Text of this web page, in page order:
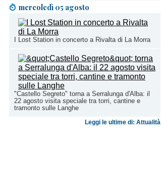
mercoledì 05 agosto
I Lost Station in concerto a Rivalta di La Morra
"Castello Segreto" torna a Serralunga d'Alba: il
22 agosto visita speciale tra torri, cantine e
tramonto sulle Langhe
Leggi le ultime di: Attualità